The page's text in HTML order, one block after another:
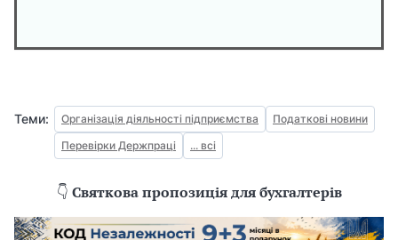
Теми: Організація діяльності підприємства
Податкові новини
Перевірки Держпраці
... всі
👇 Святкова пропозиція для бухгалтерів